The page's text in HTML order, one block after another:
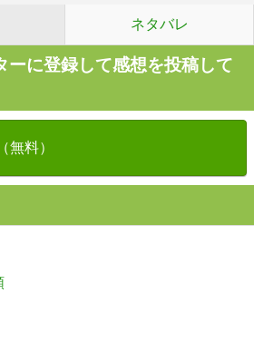
ネタバレ
ーに登録して感想を投稿して
無料）